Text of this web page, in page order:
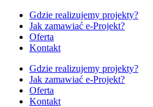
Gdzie realizujemy projekty?
Jak zamawiać e-Projekt?
Oferta
Kontakt
Gdzie realizujemy projekty?
Jak zamawiać e-Projekt?
Oferta
Kontakt